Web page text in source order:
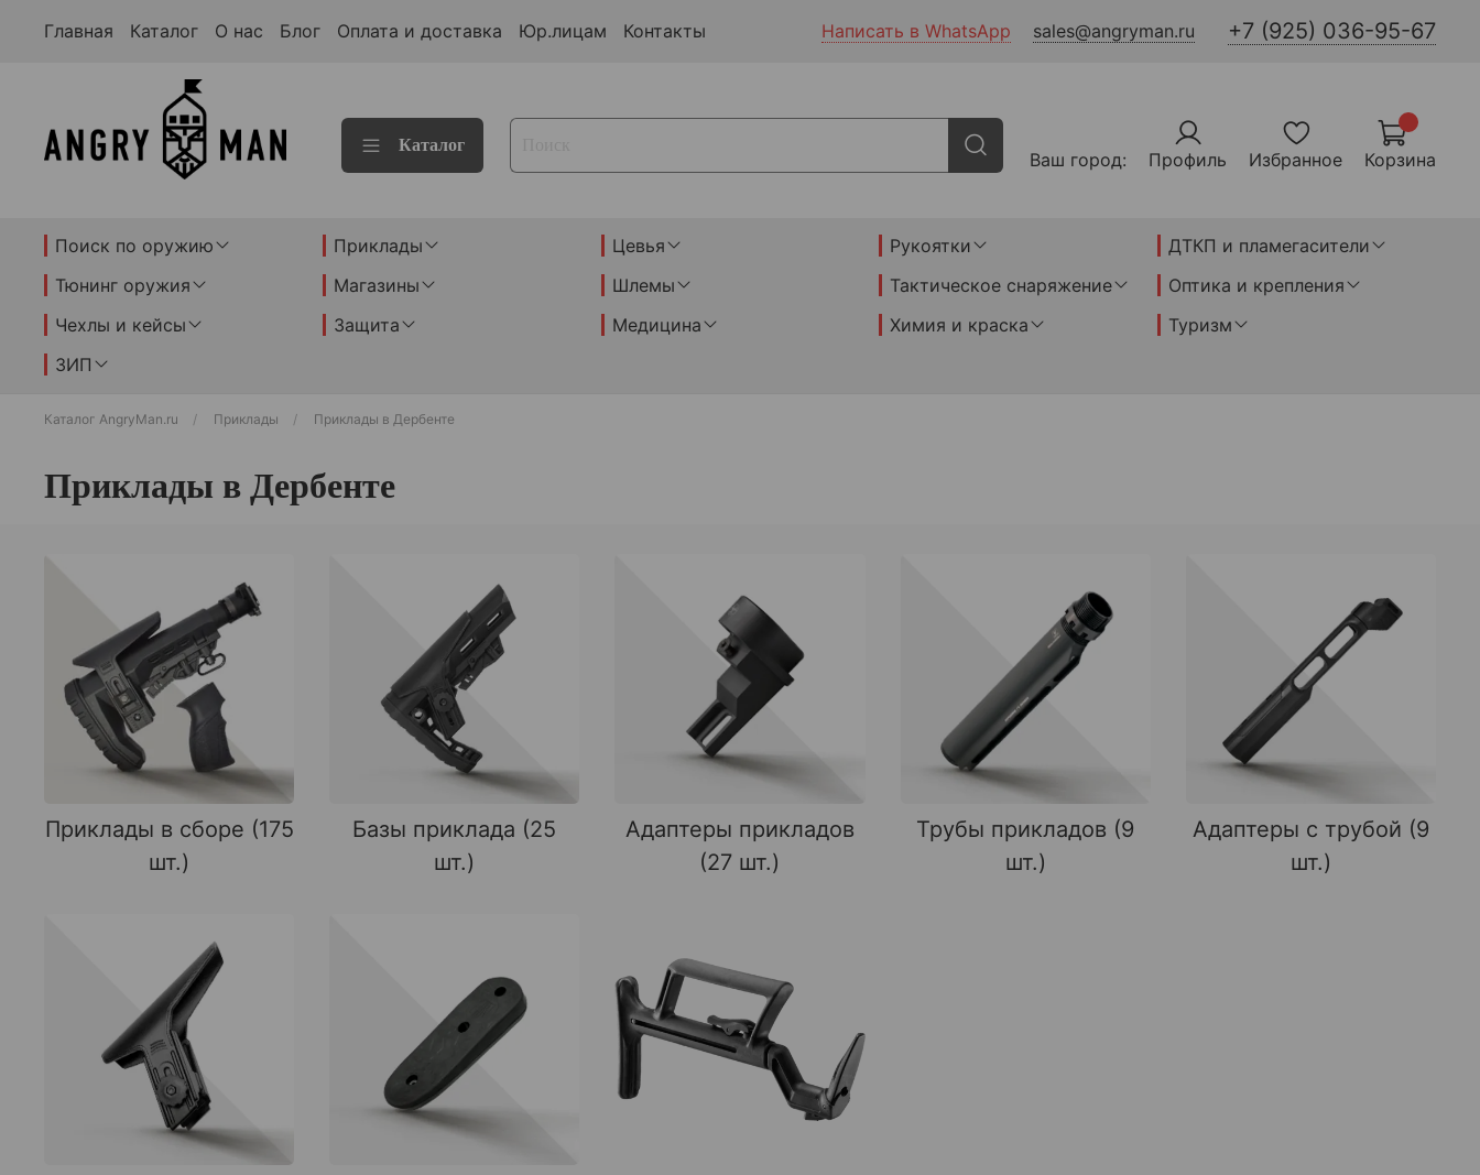
Главная Каталог О нас Блог Оплата и доставка Юр.лицам Контакты Написать в WhatsApp sales@angryman.ru +7 (925) 036-95-67
Каталог
Ваш город: Профиль Избранное Корзина
Поиск по оружию Приклады Цевья Рукоятки
ДТКП и пламегасители
Тюнинг оружия
Магазины Шлемы Тактическое снаряжение
Оптика и крепления
Чехлы и кейсы
Защита Медицина Химия и краска
Туризм
ЗИП
Каталог AngryMan.ru Приклады Приклады в Дербенте
Приклады в Дербенте
Приклады в сборе (175
шт.)
Базы приклада (25
шт.)
Адаптеры прикладов
(27 шт.)
Трубы прикладов (9
шт.)
Адаптеры с трубой (9
шт.)